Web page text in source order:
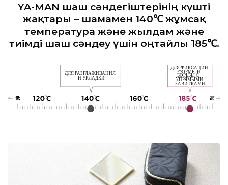
YA-MAN шаш сәндегіштерінің күшті
жақтары – шамамен 140℃ жұмсақ
температура және жылдам және
тиімді шаш сәндеу үшін оңтайлы 185℃.